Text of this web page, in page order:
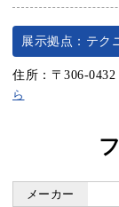
展示拠点：テク
住所：〒306-
ら
メーカー